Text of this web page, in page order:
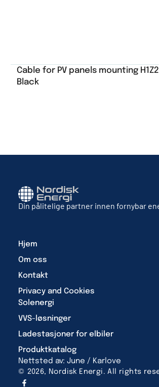
Cable for PV panels mounting
Black
Din pålitelige partner innen fornybar
Hjem
Om oss
Kontakt
Privacy and Cookies
Solenergi
VVS-løsninger
Ladestasjoner for elbiler
Produktkatalog
Nettsted av: June / Karlove
© 2026, Nordisk Energi. All rights